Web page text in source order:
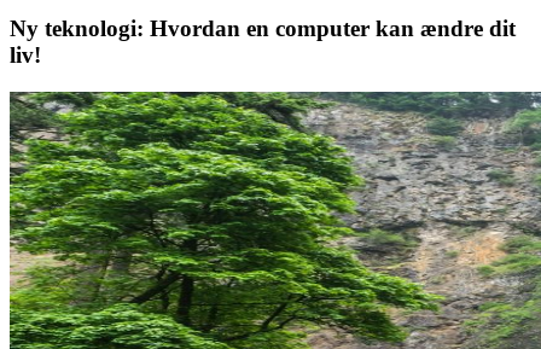
Ny teknologi: Hvordan en computer kan ændre dit
liv!